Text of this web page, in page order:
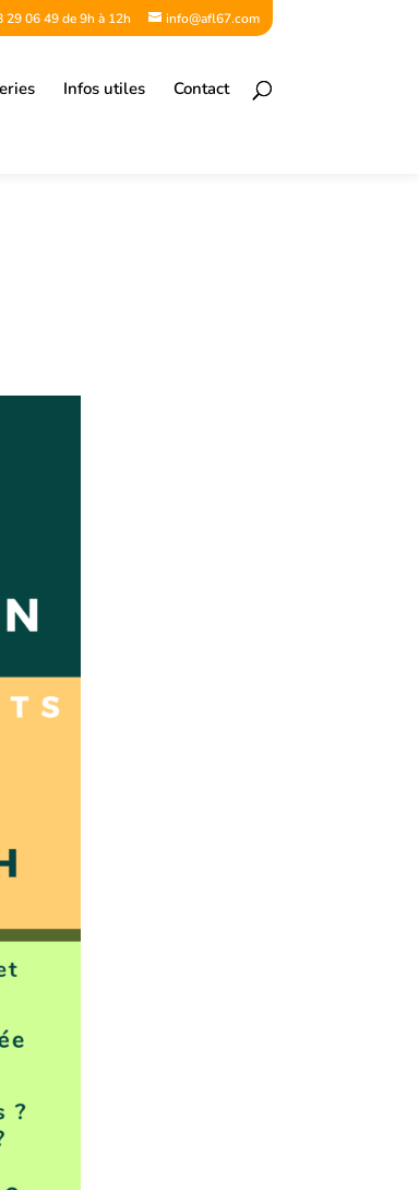
29 06 49 de 9h à 12h info@afl67.com
Infos utiles Contact